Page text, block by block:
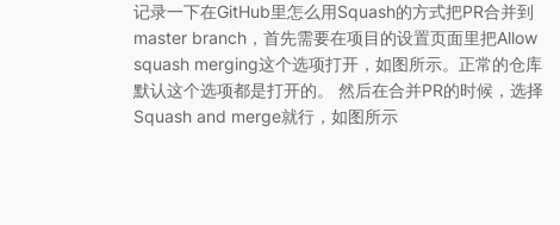
记录一下在GitHub里怎么用Squash的方式把PR合并到
master branch，首先需要在项目的设置页面里把Allow
squash merging这个选项打开，如图所示。正常的仓库
默认这个选项都是打开的。 然后在合并PR的时候，选择
Squash and merge就行，如图所示